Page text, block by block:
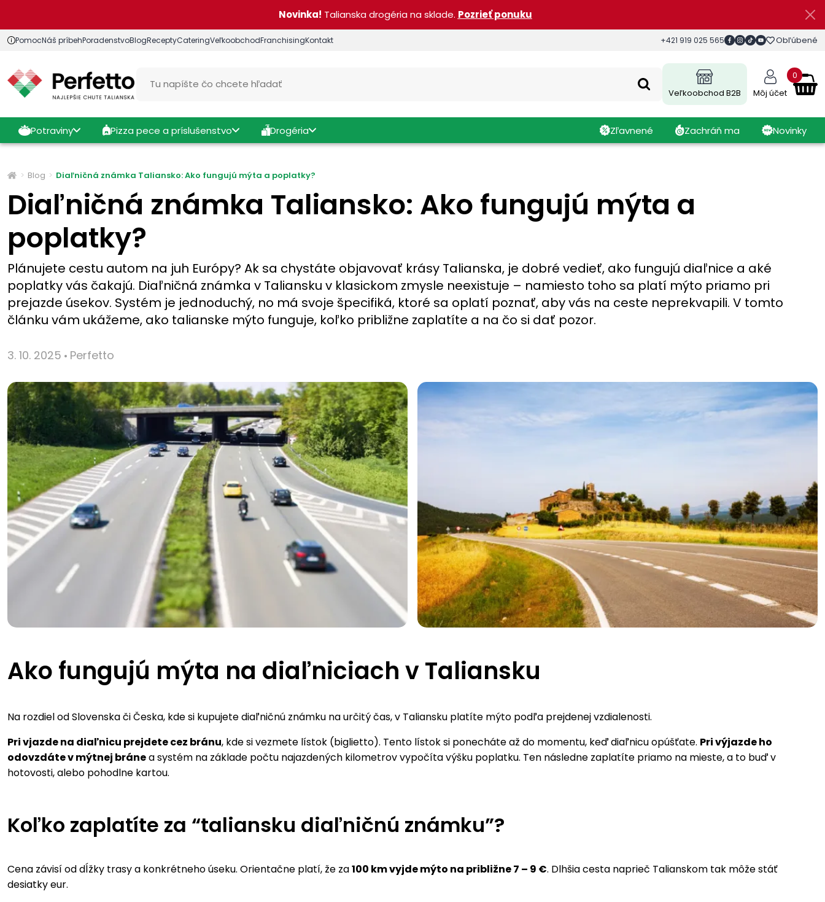
Novinka! Talianska drogéria na sklade. Pozrieť ponuku
PomocNáš príbehPoradenstvoBlogReceptyCateringVeľkoobchodFranchisingKontakt +421 919 025 565 Obľúbené
Veľkoobchod B2B Môj účet
0
Potraviny Pizza pece a príslušenstvo Drogéria Zľavnené Zachráň ma Novinky
Blog Diaľničná známka Taliansko: Ako fungujú mýta a poplatky?
Diaľničná známka Taliansko: Ako fungujú mýta a
poplatky?
Plánujete cestu autom na juh Európy? Ak sa chystáte objavovať krásy Talianska, je dobré vedieť, ako fungujú diaľnice a aké
poplatky vás čakajú. Diaľničná známka v Taliansku v klasickom zmysle neexistuje – namiesto toho sa platí mýto priamo pri
prejazde úsekov. Systém je jednoduchý, no má svoje špecifiká, ktoré sa oplatí poznať, aby vás na ceste neprekvapili. V tomto
článku vám ukážeme, ako talianske mýto funguje, koľko približne zaplatíte a na čo si dať pozor.
3. 10. 2025 • Perfetto
Ako fungujú mýta na diaľniciach v Taliansku
Na rozdiel od Slovenska či Česka, kde si kupujete diaľničnú známku na určitý čas, v Taliansku platíte mýto podľa prejdenej vzdialenosti.
Pri vjazde na diaľnicu prejdete cez bránu, kde si vezmete lístok (biglietto). Tento lístok si ponecháte až do momentu, keď diaľnicu opúšťate. Pri výjazde ho
odovzdáte v mýtnej bránea systém na základe počtu najazdených kilometrov vypočíta výšku poplatku. Ten následne zaplatíte priamo na mieste, a to buď v
hotovosti, alebo pohodlne kartou.
Koľko zaplatíte za “taliansku diaľničnú známku”?
Cena závisí od dĺžky trasy a konkrétneho úseku. Orientačne platí, že za100 km vyjde mýto na približne 7 – 9 €. Dlhšia cesta naprieč Talianskom tak môže stáť
desiatky eur.